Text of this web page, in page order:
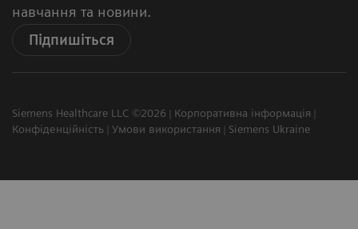
навчання та новини.
Підпишіться
Siemens Healthcare LLC ©2026
Корпоративна інформація
Конфіденційність
Умови використання Siemens Ukraine